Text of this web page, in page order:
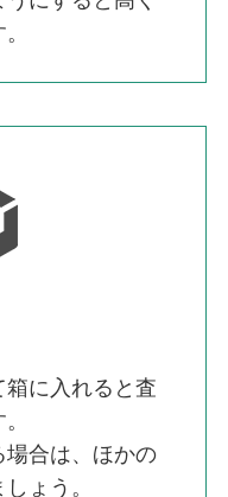
に入れると査
場合は、ほかの
ょう。